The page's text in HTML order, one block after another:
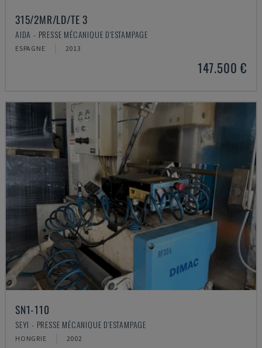
315/2MR/LD/TE 3
AIDA - PRESSE MÉCANIQUE D'ESTAMPAGE
ESPAGNE 2013
147.500 €
SN1-110
SEYI - PRESSE MÉCANIQUE D'ESTAMPAGE
HONGRIE 2002